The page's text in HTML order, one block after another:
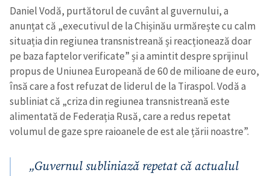
Daniel Vodă, purtătorul de cuvânt al guvernului, a
anunțat că „executivul de la Chișinău urmărește cu calm
situația din regiunea transnistreană și reacționează doar
pe baza faptelor verificate” și a amintit despre sprijinul
propus de Uniunea Europeană de 60 de milioane de euro,
însă care a fost refuzat de liderul de la Tiraspol. Vodă a
subliniat că „criza din regiunea transnistreană este
alimentată de Federația Rusă, care a redus repetat
volumul de gaze spre raioanele de est ale țării noastre”.
„Guvernul subliniază repetat că actualul